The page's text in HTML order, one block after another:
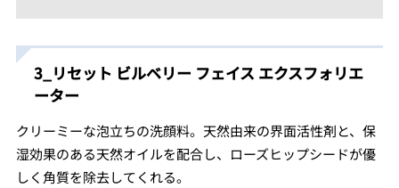
3_リセット ビルベリー フェイス エクスフォリエ
ーター
クリーミーな泡立ちの洗顔料。天然由来の界面活性剤と、保
湿効果のある天然オイルを配合し、ローズヒップシードが優
しく角質を除去してくれる。